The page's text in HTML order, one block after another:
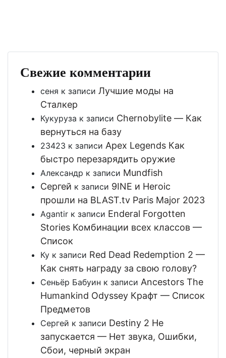
Свежие комментарии
сеня к записи Лучшие моды на
Сталкер
Кукуруза к записи Chernobylite — Как
вернуться на базу
23423 к записи Apex Legends Как
быстро перезарядить оружие
Александр к записи Mundfish
Сергей к записи 9INE и Heroic
прошли на BLAST.tv Paris Major 2023
Agantir к записи Enderal Forgotten
Stories Комбинации всех классов —
Список
Ку к записи Red Dead Redemption 2 —
Как снять награду за свою голову?
Сеньёр Бабуин к записи Ancestors The
Humankind Odyssey Крафт — Список
Предметов
Сергей к записи Destiny 2 Не
запускается — Нет звука, Ошибки,
Сбои, черный экран